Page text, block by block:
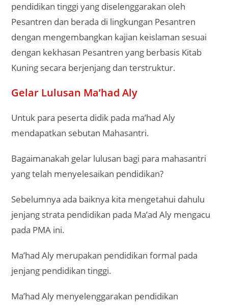
pendidikan tinggi yang diselenggarakan oleh
Pesantren dan berada di lingkungan Pesantren
dengan mengembangkan kajian keislaman sesuai
dengan kekhasan Pesantren yang berbasis Kitab
Kuning secara berjenjang dan terstruktur.
Gelar Lulusan Ma’had Aly
Untuk para peserta didik pada ma’had Aly
mendapatkan sebutan Mahasantri.
Bagaimanakah gelar lulusan bagi para mahasantri
yang telah menyelesaikan pendidikan?
Sebelumnya ada baiknya kita mengetahui dahulu
jenjang strata pendidikan pada Ma’ad Aly mengacu
pada PMA ini.
Ma’had Aly merupakan pendidikan formal pada
jenjang pendidikan tinggi.
Ma’had Aly menyelenggarakan pendidikan